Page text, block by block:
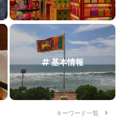
基本情報
キーワード一覧